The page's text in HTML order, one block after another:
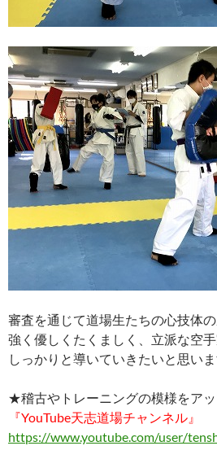
審査を通じて道場生たちの心技体の
強く優しくたくましく、立派な空
しっかりと導いていきたいと思いま
★稽古やトレーニングの模様をア
『YouTube天志道場チャンネル』
https://www.youtube.com/user/